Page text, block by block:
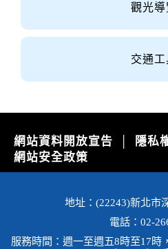
觀光導
交通工
網站資料開放宣告 隱私
網站安全政策
地址：(22243)新北市
電話：02-
服務時間：週一至週五8時至17時